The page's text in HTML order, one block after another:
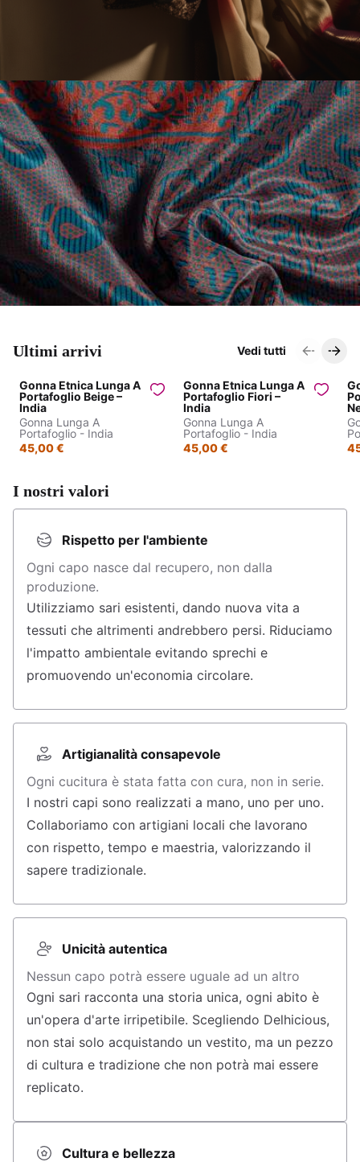
Mistery box
Sari indiano
Ultimi arrivi Vedi tutti
Gonna Etnica Lunga A
Portafoglio Beige –
India
Gonna Lunga A
Portafoglio - India
45,00 €
Gonna Etnica Lunga A
Portafoglio Fiori –
India
Gonna Lunga A
Portafoglio - India
45,00 €
I nostri valori
Rispetto per l'ambiente
Ogni capo nasce dal recupero, non dalla
produzione.
Utilizziamo sari esistenti, dando nuova vita a
tessuti che altrimenti andrebbero persi. Riduciamo
l'impatto ambientale evitando sprechi e
promuovendo un'economia circolare.
Artigianalità consapevole
Ogni cucitura è stata fatta con cura, non in serie.
I nostri capi sono realizzati a mano, uno per uno.
Collaboriamo con artigiani locali che lavorano
con rispetto, tempo e maestria, valorizzando il
sapere tradizionale.
Unicità autentica
Nessun capo potrà essere uguale ad un altro
Ogni sari racconta una storia unica, ogni abito è
un'opera d'arte irripetibile. Scegliendo Delhicious,
non stai solo acquistando un vestito, ma un pezzo
di cultura e tradizione che non potrà mai essere
replicato.
Cultura e bellezza